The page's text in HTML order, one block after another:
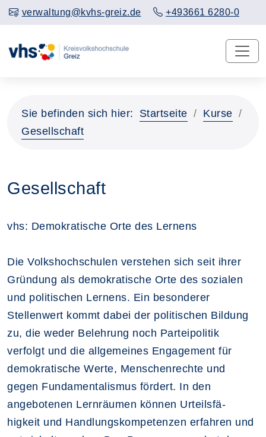
verwaltung@kvhs-greiz.de +493661 6280-0
Sie befinden sich hier: Startseite
Kurse
Gesellschaft
Gesellschaft
vhs: Demokratische Orte des Lernens
Die Volkshochschulen verstehen sich seit ihrer
Gründung als demokratische Orte des sozialen
und politischen Lernens. Ein besonderer
Stellenwert kommt dabei der politischen Bildung
zu, die weder Belehrung noch Parteipolitik
verfolgt und die allgemeines Engagement für
demokratische Werte, Menschenrechte und
gegen Fundamentalismus fördert. In den
angebotenen Lernräumen können Urteilsfä-
higkeit und Handlungskompetenzen erfahren und